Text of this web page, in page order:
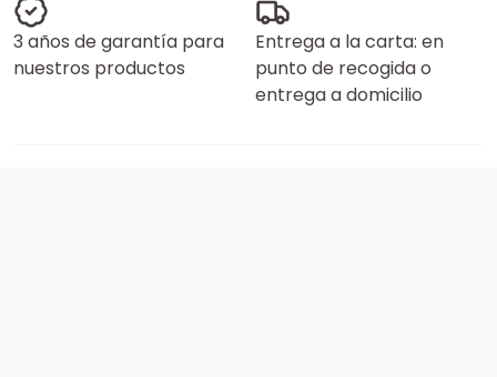
3 años de garantía para
nuestros productos
Entrega a la carta: en
punto de recogida o
entrega a domicilio